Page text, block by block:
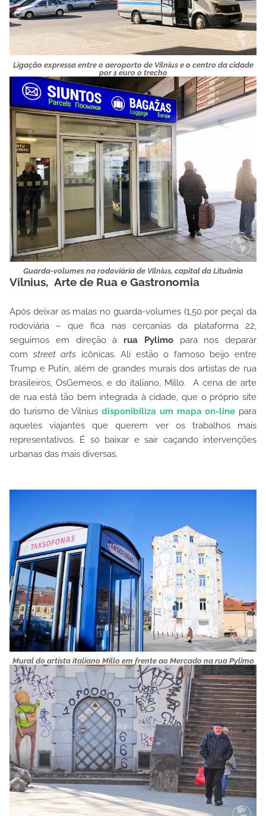
Ligação expressa entre o aeroporto de Vilnius e o centro da cidade
por 1 euro o trecho
Guarda-volumes na rodoviária de Vilnius, capital da Lituânia
Vilnius, Arte de Rua e Gastronomia
Após deixar as malas no guarda-volumes (1,50 por peça) da
rodoviária – que fica nas cercanias da plataforma 22,
seguimos em direção à rua Pylimo para nos deparar
com street arts icônicas. Ali estão o famoso beijo entre
Trump e Putin, além de grandes murais dos artistas de rua
brasileiros, OsGemeos, e do italiano, Millo. A cena de arte
de rua está tão bem integrada à cidade, que o próprio site
do turismo de Vilnius disponibiliza um mapa on-line para
aqueles viajantes que querem ver os trabalhos mais
representativos. É só baixar e sair caçando intervenções
urbanas das mais diversas.
Mural do artista italiano Millo em frente ao Mercado na rua Pylimo